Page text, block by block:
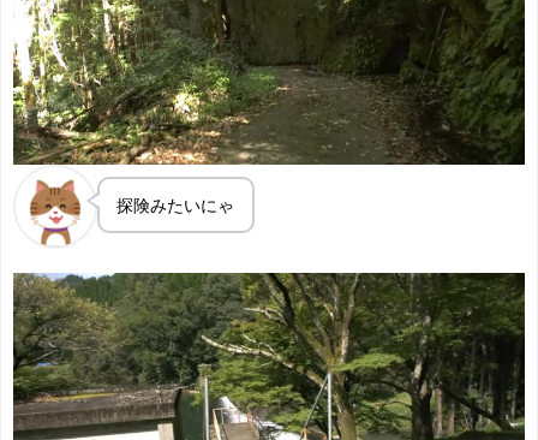
探険みたいにゃ